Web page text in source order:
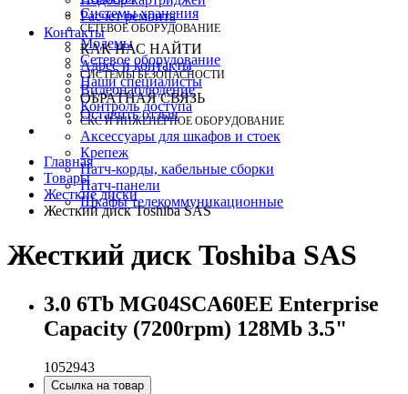
Системы хранения
СЕТЕВОЕ ОБОРУДОВАНИЕ
Модемы
Сетевое оборудование
СИСТЕМЫ БЕЗОПАСНОСТИ
Видеонаблюдение
Контроль доступа
СКС И ИНЖЕНЕРНОЕ ОБОРУДОВАНИЕ
Аксессуары для шкафов и стоек
Крепеж
Патч-корды, кабельные сборки
Патч-панели
Шкафы телекоммуникационные
Расчет ремонта
Контакты
КАК НАС НАЙТИ
Адрес и контакты
Наши специалисты
ОБРАТНАЯ СВЯЗЬ
Оставить отзыв
Главная
Товары
Жесткие диски
Жесткий диск Toshiba SAS
Жесткий диск Toshiba SAS
3.0 6Tb MG04SCA60EE Enterprise
Capacity (7200rpm) 128Mb 3.5"
1052943
Ссылка на товар